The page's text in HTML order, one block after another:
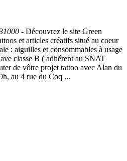
- Découvrez le site Green
et articles créatifs situé au coeur
: aiguilles et consommables à usage
classe B ( adhérent au SNAT
de vôtre projet tattoo avec Alan du
au 4 rue du Coq ...